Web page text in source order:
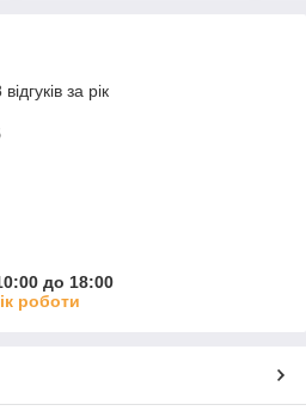
за рік
до 18:00
роботи